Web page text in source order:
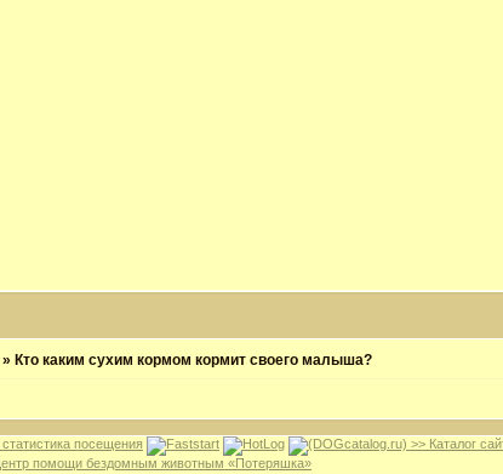
» Кто каким сухим кормом кормит своего малыша?